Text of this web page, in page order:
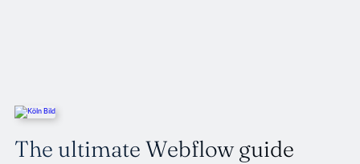
The ultimate Webflow guide